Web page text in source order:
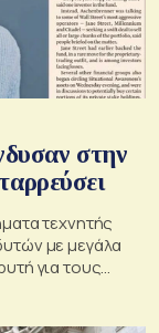
στην
τεχνητής
με μεγάλα
για τους